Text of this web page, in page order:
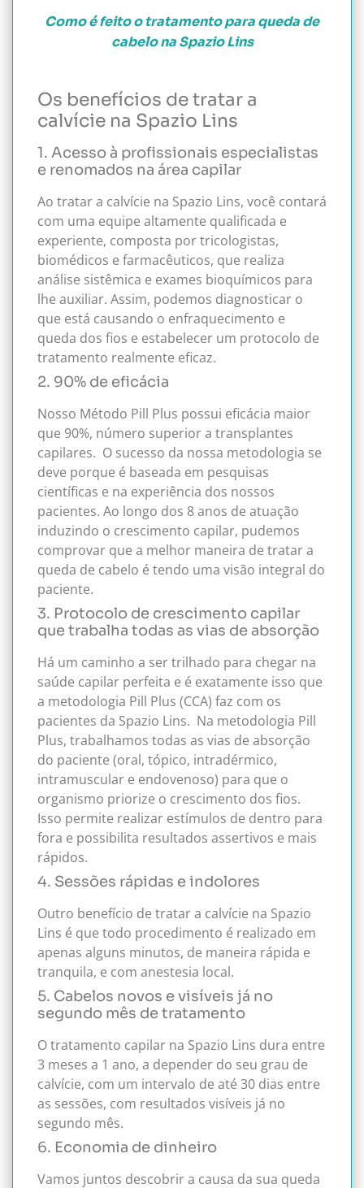
Como é feito o tratamento para queda de
cabelo na Spazio Lins
Os benefícios de tratar a
calvície na Spazio Lins
1. Acesso à profissionais especialistas
e renomados na área capilar
Ao tratar a calvície na Spazio Lins, você contará
com uma equipe altamente qualificada e
experiente, composta por tricologistas,
biomédicos e farmacêuticos, que realiza
análise sistêmica e exames bioquímicos para
lhe auxiliar. Assim, podemos diagnosticar o
que está causando o enfraquecimento e
queda dos fios e estabelecer um protocolo de
tratamento realmente eficaz.
2. 90% de eficácia
Nosso Método Pill Plus possui eficácia maior
que 90%, número superior a transplantes
capilares. O sucesso da nossa metodologia se
deve porque é baseada em pesquisas
científicas e na experiência dos nossos
pacientes. Ao longo dos 8 anos de atuação
induzindo o crescimento capilar, pudemos
comprovar que a melhor maneira de tratar a
queda de cabelo é tendo uma visão integral do
paciente.
3. Protocolo de crescimento capilar
que trabalha todas as vias de absorção
Há um caminho a ser trilhado para chegar na
saúde capilar perfeita e é exatamente isso que
a metodologia Pill Plus (CCA) faz com os
pacientes da Spazio Lins. Na metodologia Pill
Plus, trabalhamos todas as vias de absorção
do paciente (oral, tópico, intradérmico,
intramuscular e endovenoso) para que o
organismo priorize o crescimento dos fios.
Isso permite realizar estímulos de dentro para
fora e possibilita resultados assertivos e mais
rápidos.
4. Sessões rápidas e indolores
Outro benefício de tratar a calvície na Spazio
Lins é que todo procedimento é realizado em
apenas alguns minutos, de maneira rápida e
tranquila, e com anestesia local.
5. Cabelos novos e visíveis já no
segundo mês de tratamento
O tratamento capilar na Spazio Lins dura entre
3 meses a 1 ano, a depender do seu grau de
calvície, com um intervalo de até 30 dias entre
as sessões, com resultados visíveis já no
segundo mês.
6. Economia de dinheiro
Vamos juntos descobrir a causa da sua queda